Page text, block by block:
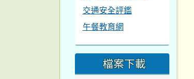
交通安全評鑑
午餐教育網
檔案下載